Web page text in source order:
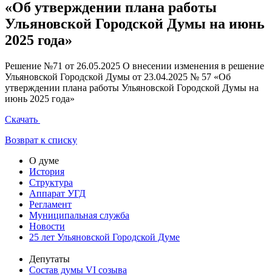
«Об утверждении плана работы
Ульяновской Городской Думы на июнь
2025 года»
Решение №71 от 26.05.2025 О внесении изменения в решение
Ульяновской Городской Думы от 23.04.2025 № 57 «Об
утверждении плана работы Ульяновской Городской Думы на
июнь 2025 года»
Скачать
Возврат к списку
О думе
История
Структура
Аппарат УГД
Регламент
Муниципальная служба
Новости
25 лет Ульяновской Городской Думе
Депутаты
Состав думы VI созыва